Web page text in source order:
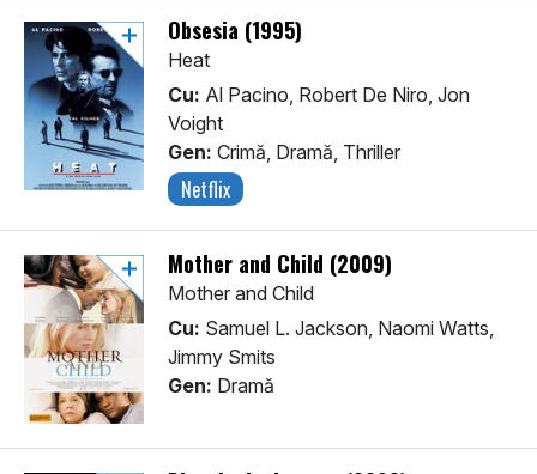
Obsesia (1995)
Heat
Cu: Al Pacino, Robert De Niro, Jon
Voight
Gen: Crimă, Dramă, Thriller
Netflix
Mother and Child (2009)
Mother and Child
Cu: Samuel L. Jackson, Naomi Watts,
Jimmy Smits
Gen: Dramă